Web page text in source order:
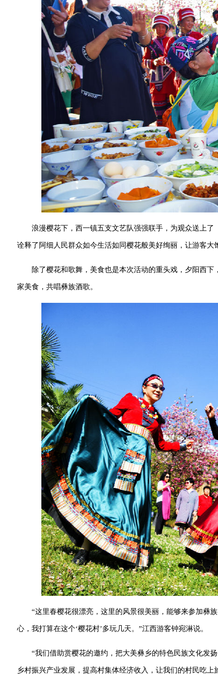
浪漫樱花下，西一镇五支文艺队强强联手，为观众送上
诠释了阿细人民群众如今生活如同樱花般美好绚丽，让游客
除了樱花和歌舞，美食也是本次活动的重头戏，夕阳西
家美食，共唱彝族酒歌。
“这里春樱花很漂亮，这里的风景很美丽，能够来参加彝
心，我打算在这个‘樱花村’多玩几天。”江西游客钟宛淋说。
“我们借助赏樱花的邀约，把大美彝乡的特色民族文化发
乡村振兴产业发展，提高村集体经济收入，让我们的村民吃